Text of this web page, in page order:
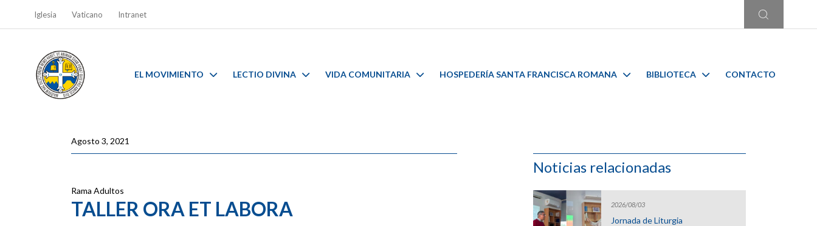
Iglesia Vaticano Intranet
EL MOVIMIENTO LECTIO DIVINA VIDA COMUNITARIA HOSPEDERÍA SANTA FRANCISCA ROMANA BIBLIOTECA CONTACTO
Agosto 3, 2021
Rama Adultos
TALLER ORA ET LABORA
Noticias relacionadas
2026/08/03
Jornada de Liturgia